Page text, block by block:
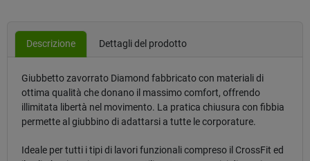
Descrizione Dettagli del prodotto
Giubbetto zavorrato Diamond fabbricato con materiali di
ottima qualità che donano il massimo comfort, offrendo
illimitata libertà nel movimento. La pratica chiusura con fibbia
permette al giubbino di adattarsi a tutte le corporature.
Ideale per tutti i tipi di lavori funzionali compreso il CrossFit ed